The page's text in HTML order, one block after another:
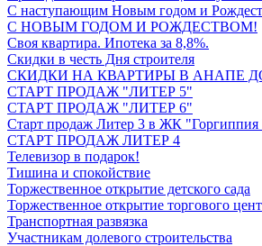
С наступающим Новым годом и
С НОВЫМ ГОДОМ И РОЖДЕСТВОМ!
Своя квартира. Ипотека за 8,8%.
Скидки в честь Дня строителя
СКИДКИ НА КВАРТИРЫ В АНАПЕ
СТАРТ ПРОДАЖ "ЛИТЕР 5"
СТАРТ ПРОДАЖ "ЛИТЕР 6"
Старт продаж Литер 3 в ЖК "Горгиппия
СТАРТ ПРОДАЖ ЛИТЕР 4
Телевизор в подарок!
Тишина и спокойствие
Торжественное открытие детского сада
Торжественное открытие торгового
Транспортная развязка
Участникам долевого строительства